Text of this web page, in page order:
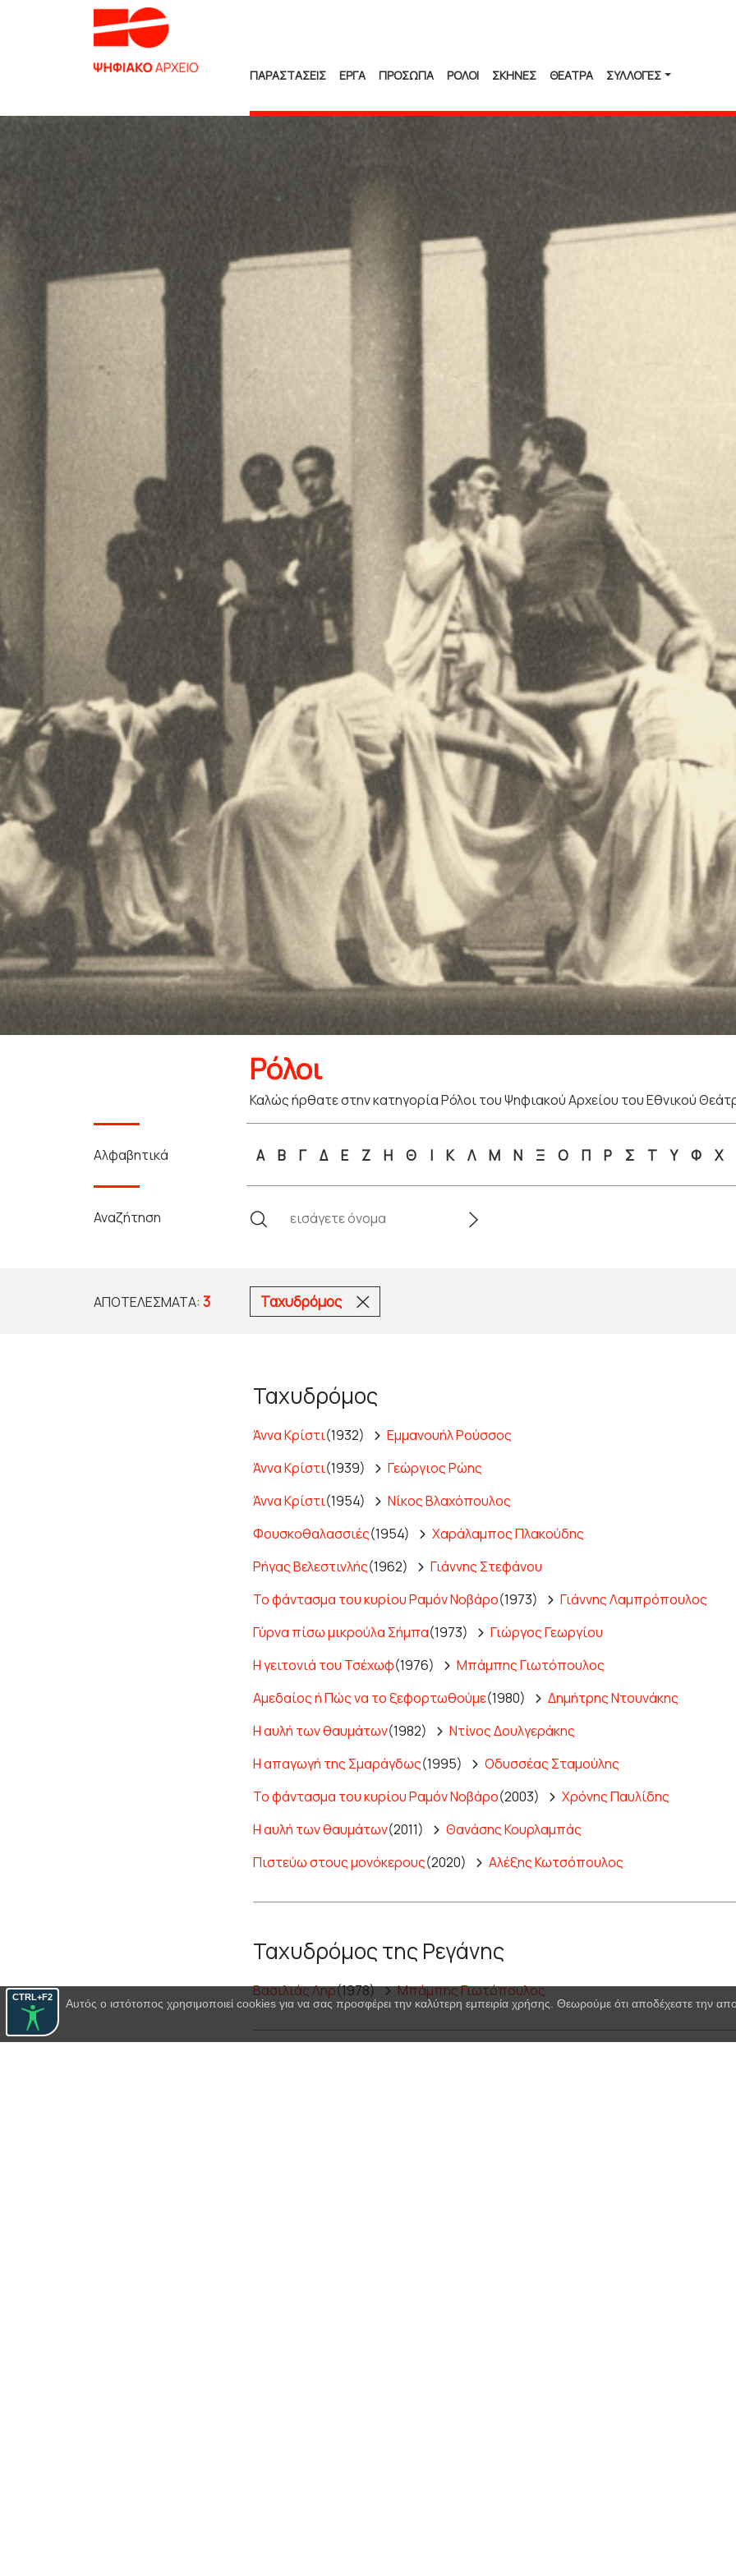
CTRL+F2
ΠΑΡΑΣΤΑΣΕΙΣ ΕΡΓΑ ΠΡΟΣΩΠΑ ΡΟΛΟΙ ΣΚΗΝΕΣ ΘΕΑΤΡΑ ΣΥΛΛΟΓΈΣ
Ρόλοι
Καλώς ήρθατε στην κατηγορία Ρόλοι του Ψηφιακού Αρχείου του Εθνικού
Αλφαβητικά Α Β Γ Δ Ε Ζ Η Θ Ι Κ Λ Μ Ν Ξ Ο Π Ρ Σ Τ Υ Φ Χ
Αναζήτηση
ΑΠΟΤΕΛΈΣΜΑΤΑ: 3 Ταχυδρόμος
Ταχυδρόμος
Άννα Κρίστι(1932)
Εμμανουήλ Ρούσσος
Άννα Κρίστι(1939)
Γεώργιος Ρώης
Άννα Κρίστι(1954)
Νίκος Βλαχόπουλος
Φουσκοθαλασσιές(1954)
Χαράλαμπος Πλακούδης
Ρήγας Βελεστινλής(1962)
Γιάννης Στεφάνου
Το φάντασμα του κυρίου Ραμόν Νοβάρο(1973)
Γιάννης Λαμπρόπουλος
Γύρνα πίσω μικρούλα Σήμπα(1973)
Γιώργος Γεωργίου
Η γειτονιά του Τσέχωφ(1976)
Μπάμπης Γιωτόπουλος
Αμεδαίος ή Πώς να το ξεφορτωθούμε(1980)
Δημήτρης Ντουνάκης
Η αυλή των θαυμάτων(1982)
Ντίνος Δουλγεράκης
Η απαγωγή της Σμαράγδως(1995)
Οδυσσέας Σταμούλης
Το φάντασμα του κυρίου Ραμόν Νοβάρο(2003)
Χρόνης Παυλίδης
Η αυλή των θαυμάτων(2011)
Θανάσης Κουρλαμπάς
Πιστεύω στους μονόκερους(2020) Αλέξης Κωτσόπουλος
Ταχυδρόμος της Ρεγάνης
Βασιλιάς Ληρ(1978) Μπάμπης Γιωτόπουλος
Αυτός ο ιστότοπος χρησιμοποιεί cookies για να σας προσφέρει την καλύτερη εμπειρία χρήσης. Θεωρούμε ότι αποδέχεστε την